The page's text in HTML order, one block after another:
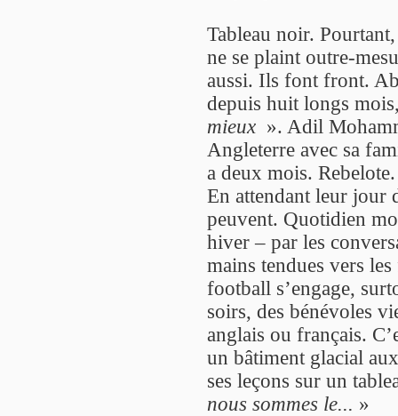
Tableau noir.
ne se plaint outre-
aussi. Ils font front.
depuis huit longs
mieux ». Adil
Angleterre avec sa
a deux mois. Rebelote.
En attendant leur jour
peuvent. Quotidien
hiver – par les
mains tendues vers
football s’engage,
soirs, des bénévoles
anglais ou français.
un bâtiment glacial
ses leçons sur un
nous sommes le... »